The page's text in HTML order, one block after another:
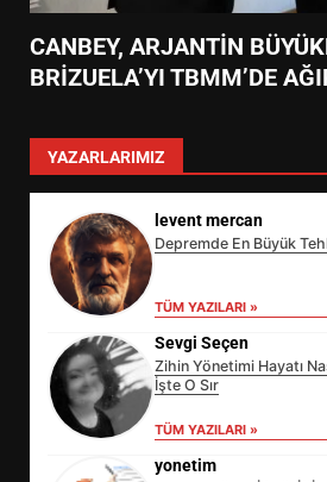
CANBEY, ARJANTİN
BRİZUELA’YI TBMM’DE
YAZARLARIMIZ
levent mercan
Depremde En Büyük
TÜM YAZILARI »
Sevgi Seçen
Zihin Yönetimi Hayatı
İşte O Sır
TÜM YAZILARI »
yonetim